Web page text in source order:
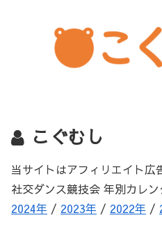
こぐむし
当サイトはアフィリエイト広
社交ダンス競技会 年別カレン
2024年 / 2023年 / 2022年 /